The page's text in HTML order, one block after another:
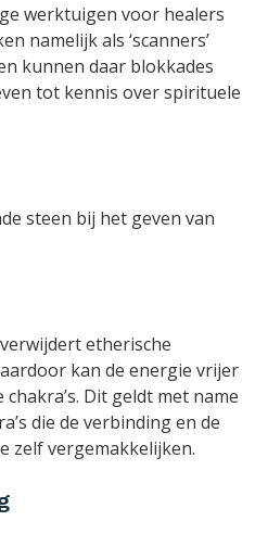
werktuigen voor healers
namelijk als ‘scanners’
kunnen daar blokkades
tot kennis over spirituele
steen bij het geven van
etherische
kan de energie vrijer
Dit geldt met name
die de verbinding en de
zelf vergemakkelijken.